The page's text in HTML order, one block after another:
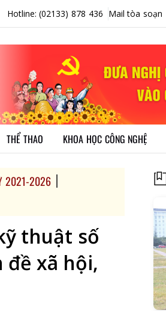
Hotline: (02133) 878 436 Mail tòa soạn
THỂ THAO KHOA HỌC CÔNG NGHỆ
2021-2026
thuật số
xã hội,